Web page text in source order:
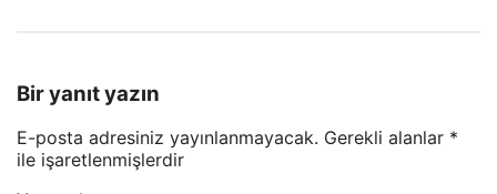
Bir yanıt yazın
E-posta adresiniz yayınlanmayacak. Gerekli alanlar *
ile işaretlenmişlerdir